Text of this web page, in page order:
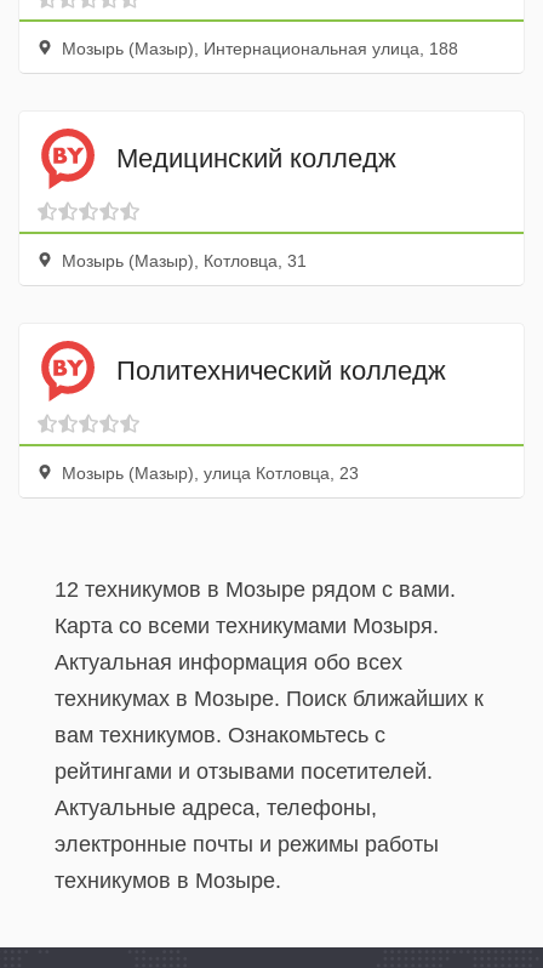
Мозырь (Мазыр), Интернациональная улица, 188
Медицинский колледж
Мозырь (Мазыр), Котловца, 31
Политехнический колледж
Мозырь (Мазыр), улица Котловца, 23
12 техникумов в Мозыре рядом с вами.
Карта со всеми техникумами Мозыря.
Актуальная информация обо всех
техникумах в Мозыре. Поиск ближайших к
вам техникумов. Ознакомьтесь с
рейтингами и отзывами посетителей.
Актуальные адреса, телефоны,
электронные почты и режимы работы
техникумов в Мозыре.